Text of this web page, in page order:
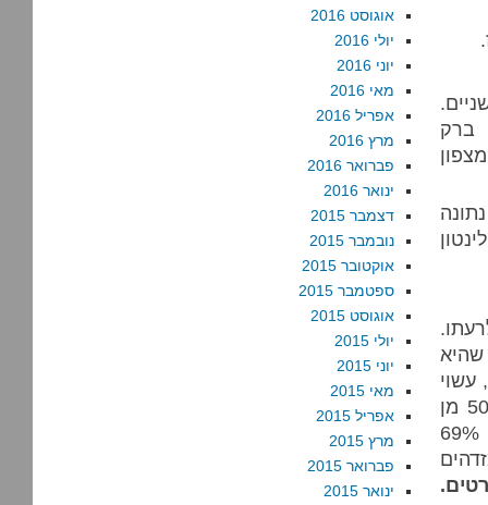
ברק
להתגלות כחסרון: האמריקנים מכירים אותה – ודוחים אותה. 50% מן
כי לא יצביעו עבורה, בכלל זה 56% מהגברים, 69%
מזדהים
אוגוסט 2016
יולי 2016
יוני 2016
מאי 2016
אפריל 2016
מרץ 2016
פברואר 2016
ינואר 2016
דצמבר 2015
נובמבר 2015
אוקטובר 2015
ספטמבר 2015
אוגוסט 2015
יולי 2015
יוני 2015
מאי 2015
אפריל 2015
מרץ 2015
פברואר 2015
ינואר 2015